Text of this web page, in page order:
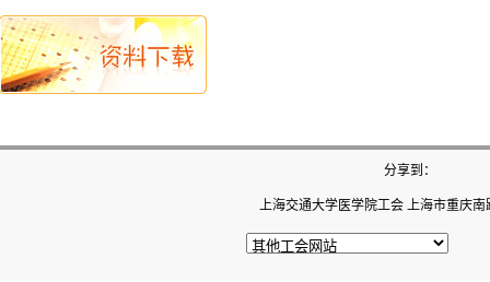
上海交通大学医学院工会 上海市重庆
分享到：